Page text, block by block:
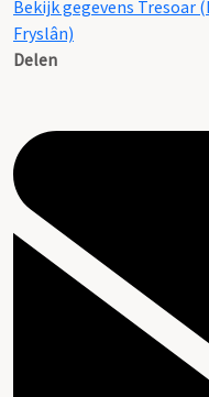
Bekijk gegevens Tresoar
Fryslân)
Delen